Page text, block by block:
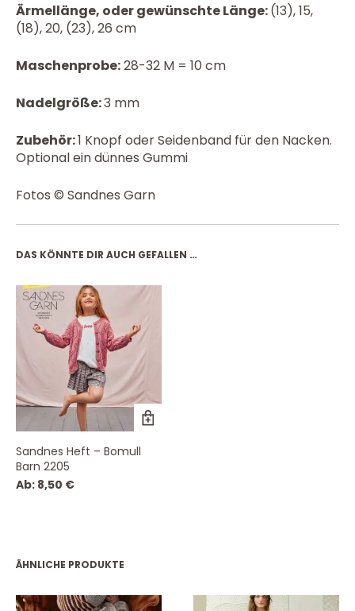
Ärmellänge, oder gewünschte Länge:(13), 15,
(18), 20, (23), 26 cm
Maschenprobe:28-32 M = 10 cm
Nadelgröße:3 mm
Zubehör:1 Knopf oder Seidenband für den Nacken.
Optional ein dünnes Gummi
Fotos © Sandnes Garn
DAS KÖNNTE DIR AUCH GEFALLEN …
Sandnes Heft – Bomull
Barn 2205
Ab: 8,50 €
ÄHNLICHE PRODUKTE